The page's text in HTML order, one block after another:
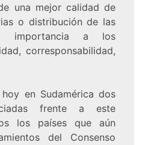
una mejor calidad de
o distribución de las
importancia a los
corresponsabilidad,
en Sudamérica dos
frente a este
los países que aún
del Consenso